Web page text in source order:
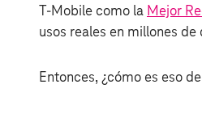
T‑Mobile como la Mejor
usos reales en millones
Entonces, ¿cómo es eso